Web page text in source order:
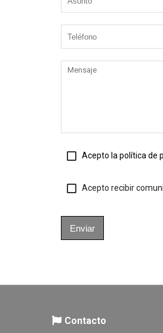
Acepto la política de
Acepto recibir
Enviar
Contacto